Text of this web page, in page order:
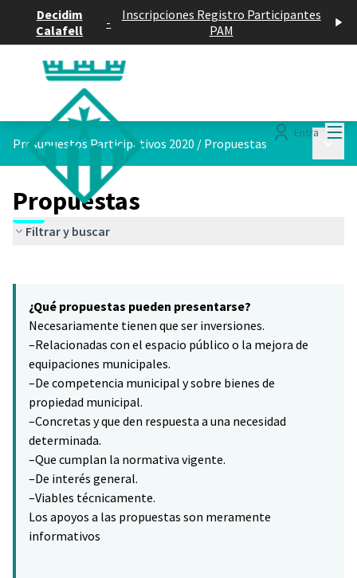
Decidim
Calafell
-
Inscripciones Registro Participantes
PAM
Entra
Presupuestos Participativos 2020 / Propuestas
Propuestas
Filtrar y buscar
−
¿Qué propuestas pueden presentarse?
Necesariamente tienen que ser inversiones.
–Relacionadas con el espacio público o la mejora de
equipaciones municipales.
–De competencia municipal y sobre bienes de
propiedad municipal.
–Concretas y que den respuesta a una necesidad
determinada.
–Que cumplan la normativa vigente.
–De interés general.
–Viables técnicamente.
Los apoyos a las propuestas son meramente
informativos